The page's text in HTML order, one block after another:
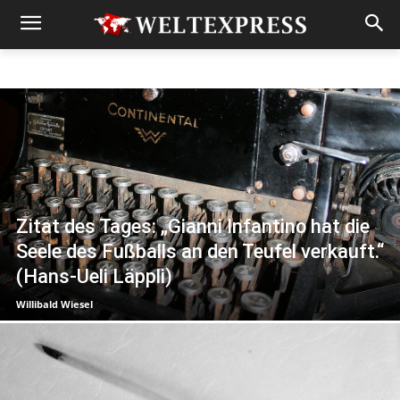
Zitat des Tages: „Gianni Infantino hat die
Seele des Fußballs an den Teufel verkauft.“
(Hans-Ueli Läppli)
Willibald Wiesel